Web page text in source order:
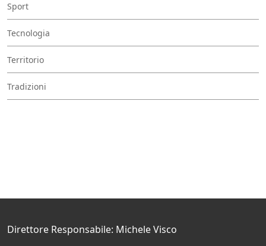
Sport
Tecnologia
Territorio
Tradizioni
Direttore Responsabile: Michele Visco